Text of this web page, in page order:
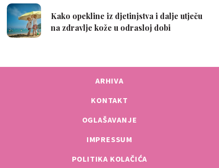
ARHIVA
KONTAKT
OGLAŠAVANJE
IMPRESSUM
POLITIKA KOLAČIĆA